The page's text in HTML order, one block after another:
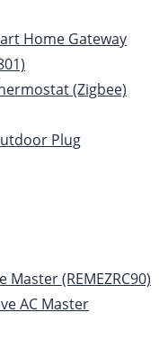
Home Gateway
(Zigbee)
Plug
(REMEZRC90)
AC Master